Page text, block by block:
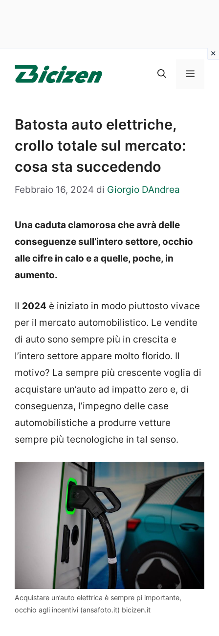
Menu
Batosta auto elettriche,
crollo totale sul mercato:
cosa sta succedendo
Febbraio 16, 2024 di Giorgio DAndrea
Una caduta clamorosa che avrà delle
conseguenze sull’intero settore, occhio
alle cifre in calo e a quelle, poche, in
aumento.
Il 2024 è iniziato in modo piuttosto vivace
per il mercato automobilistico. Le vendite
di auto sono sempre più in crescita e
l’intero settore appare molto florido. Il
motivo? La sempre più crescente voglia di
acquistare un’auto ad impatto zero e, di
conseguenza, l’impegno delle case
automobilistiche a produrre vetture
sempre più tecnologiche in tal senso.
Acquistare un’auto elettrica è sempre pi importante,
occhio agli incentivi (ansafoto.it) bicizen.it